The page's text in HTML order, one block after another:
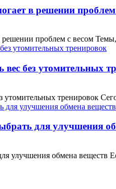
в решении проблем
решении проблем с весом
без утомительных
утомительных тренировок
для улучшения
улучшения обмена веществ